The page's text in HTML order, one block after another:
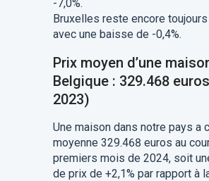
-7,0%.
Bruxelles reste encore
avec une baisse de -0,4%.
Prix moyen d’une
Belgique : 329.468
2023)
Une maison dans notre pays a
moyenne 329.468 euros au
premiers mois de 2024, soit
de prix de +2,1% par rapport à